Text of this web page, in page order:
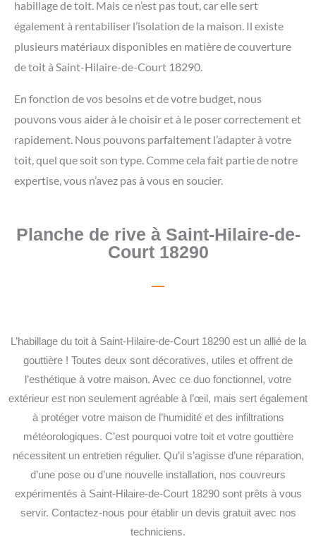
habillage de toit. Mais ce n’est pas tout, car elle sert
également à rentabiliser l’isolation de la maison. Il existe
plusieurs matériaux disponibles en matière de couverture
de toit à Saint-Hilaire-de-Court 18290.
En fonction de vos besoins et de votre budget, nous
pouvons vous aider à le choisir et à le poser correctement et
rapidement. Nous pouvons parfaitement l’adapter à votre
toit, quel que soit son type. Comme cela fait partie de notre
expertise, vous n’avez pas à vous en soucier.
Planche de rive à Saint-Hilaire-de-
Court 18290
L’habillage du toit à Saint-Hilaire-de-Court 18290 est un allié de la
gouttière ! Toutes deux sont décoratives, utiles et offrent de
l’esthétique à votre maison. Avec ce duo fonctionnel, votre
extérieur est non seulement agréable à l’œil, mais sert également
à protéger votre maison de l’humidité et des infiltrations
météorologiques. C’est pourquoi votre toit et votre gouttière
nécessitent un entretien régulier. Qu’il s’agisse d’une réparation,
d’une pose ou d’une nouvelle installation, nos couvreurs
expérimentés à Saint-Hilaire-de-Court 18290 sont prêts à vous
servir. Contactez-nous pour établir un devis gratuit avec nos
techniciens.